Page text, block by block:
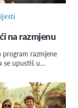
na razmjenu
program razmjene
se upustiš u…